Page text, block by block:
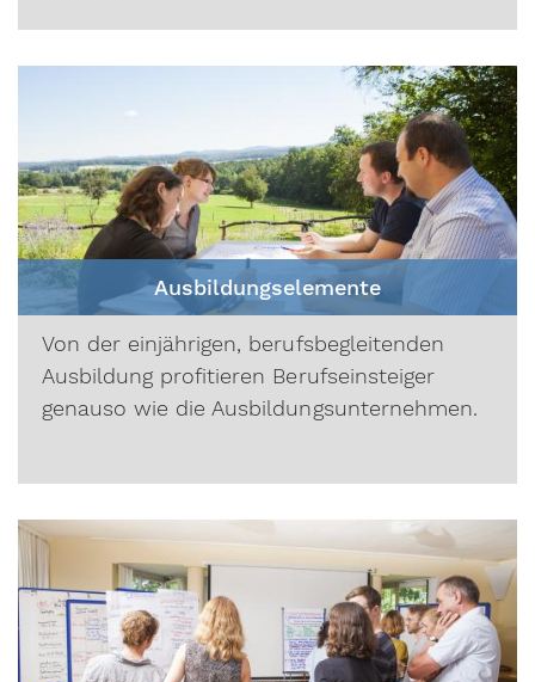
Ausbildungselemente
Von der einjährigen, berufsbegleitenden
Ausbildung profitieren Berufseinsteiger
genauso wie die Ausbildungsunternehmen.